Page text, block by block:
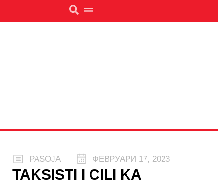
PASOJA ФЕВРУАРИ 17, 2023
TAKSISTI I CILI KA